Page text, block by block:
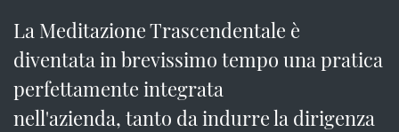
La Meditazione Trascendentale è
diventata in brevissimo tempo una pratica
perfettamente integrata
nell'azienda, tanto da indurre la dirigenza